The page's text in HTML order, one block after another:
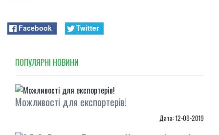
Facebook Twitter
ПОПУЛЯРНI НОВИНИ
Можливості для експортерів!
Дата: 12-09-2019